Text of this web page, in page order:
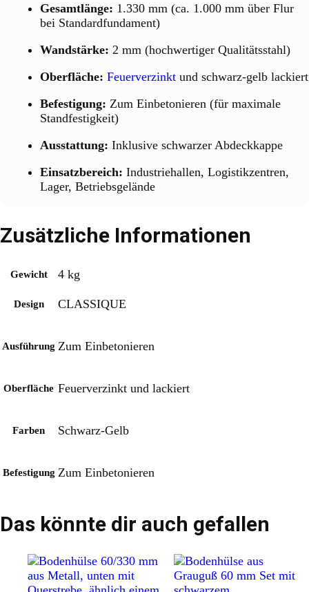
Gesamtlänge: 1.330 mm (ca. 1.000 mm über Flur
bei Standardfundament)
Wandstärke: 2 mm (hochwertiger Qualitätsstahl)
Oberfläche: Feuerverzinkt und schwarz-gelb lackiert
Befestigung: Zum Einbetonieren (für maximale
Standfestigkeit)
Ausstattung: Inklusive schwarzer Abdeckkappe
Einsatzbereich: Industriehallen, Logistikzentren,
Lager, Betriebsgelände
Zusätzliche Informationen
Gewicht 4 kg
Design CLASSIQUE
Ausführung Zum Einbetonieren
Oberfläche Feuerverzinkt und lackiert
Farben Schwarz-Gelb
Befestigung Zum Einbetonieren
Das könnte dir auch gefallen